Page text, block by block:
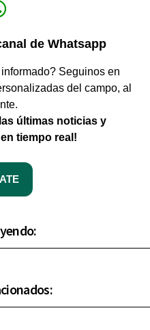
de Whatsapp
Seguinos en
del campo, al
últimas noticias y
tiempo real!